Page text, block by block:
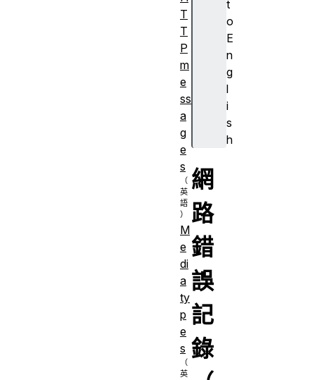
t
o
E
n
g
l
i
s
h
網
路
錯
誤
記
錄
T
T
P
m
e
ss
a
g
e
s
M
e
di
a
ty
p
e
s